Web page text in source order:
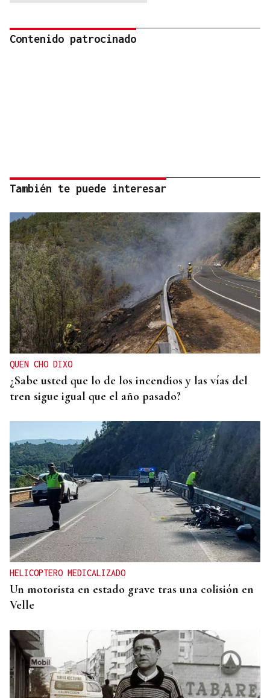
Contenido patrocinado
También te puede interesar
QUEN CHO DIXO
¿Sabe usted que lo de los incendios y las vías del
tren sigue igual que el año pasado?
HELICOPTERO MEDICALIZADO
Un motorista en estado grave tras una colisión en
Velle